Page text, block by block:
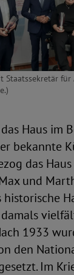
Staatssekretär für
Haus im
bekannte
das
und
historische
1933
den
Im